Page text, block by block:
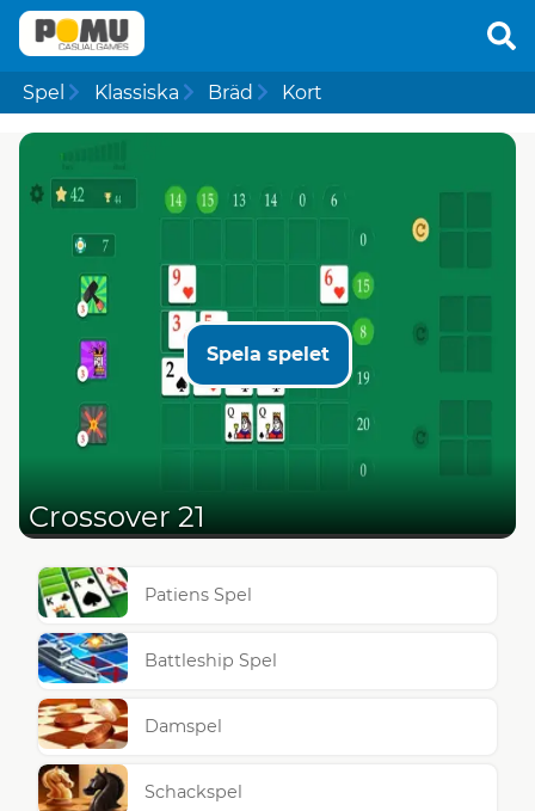
Spel Klassiska Bräd Kort
Spela spelet
Crossover 21
Patiens Spel
Battleship Spel
Damspel
Schackspel